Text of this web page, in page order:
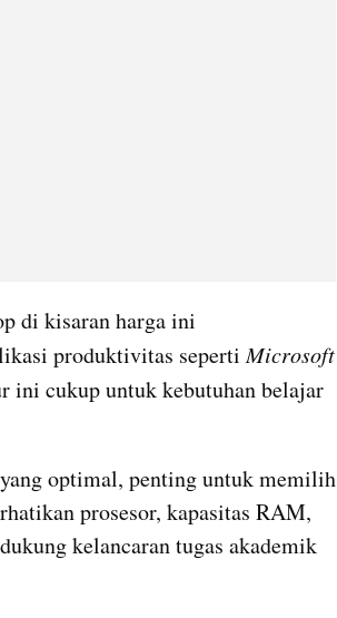
di kisaran harga ini
produktivitas seperti Microsoft
ini cukup untuk kebutuhan belajar
optimal, penting untuk memilih
prosesor, kapasitas RAM,
kelancaran tugas akademik